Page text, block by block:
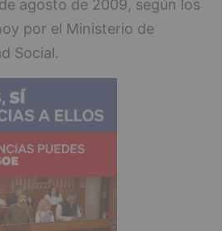
agosto de 2009, según los
por el Ministerio de
Social.